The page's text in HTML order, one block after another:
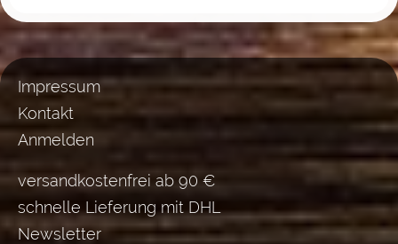
Impressum
Kontakt
Anmelden
versandkostenfrei ab 90 €
schnelle Lieferung mit DHL
Newsletter